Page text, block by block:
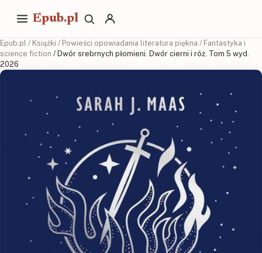
Epub.pl
Epub.pl / Książki / Powieści opowiadania literatura piękna / Fantastyka i
science fiction / Dwór srebrnych płomieni. Dwór cierni i róż. Tom 5 wyd.
2026